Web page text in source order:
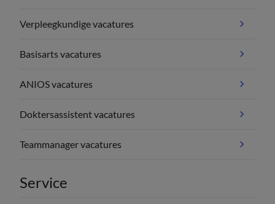
Verpleegkundige vacatures
Basisarts vacatures
ANIOS vacatures
Doktersassistent vacatures
Teammanager vacatures
Service